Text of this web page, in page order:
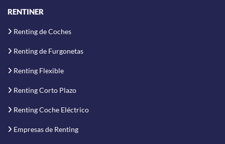
RENTINER
Renting de Coches
Renting de Furgonetas
Renting Flexible
Renting Corto Plazo
Renting Coche Eléctrico
Empresas de Renting